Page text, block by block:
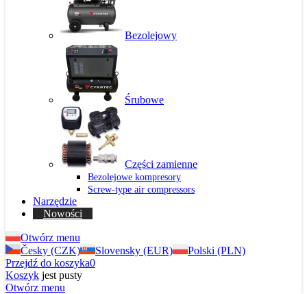
Bezolejowy
Śrubowe
Części zamienne
Bezolejowe kompresory
Screw-type air compressors
Narzędzie
Nowości
Otwórz menu
Česky (CZK)
Slovensky (EUR)
Polski (PLN)
Przejdź do koszyka0
Koszyk jest pusty
Otwórz menu